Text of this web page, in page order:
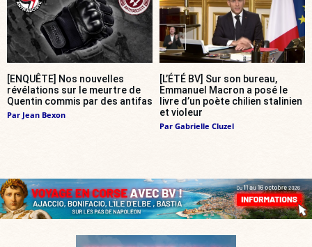
[ENQUÊTE] Nos nouvelles
révélations sur le meurtre de
Quentin commis par des antifas
Par Jean Bexon
[L’ÉTÉ BV] Sur son bureau,
Emmanuel Macron a posé le
livre d’un poète chilien stalinien
et violeur
Par Gabrielle Cluzel